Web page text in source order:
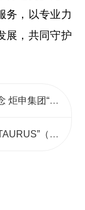
务，以专业力
展，共同守护
上一篇：深耕安全文化 浸润企业理念 炬申集团“筑牢安全防线，护航物流生命线”专题活动圆满收官
下一篇：炬申股份第二艘核心船舶“TAURUS”（金牛座号）吹响号角，开航西非几内亚！